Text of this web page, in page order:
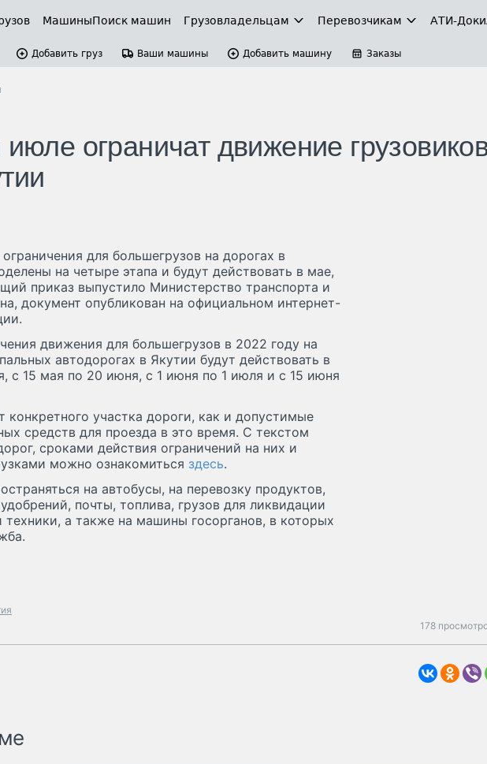
МашиныПоиск машин Грузовладельцам Перевозчикам АТИ-Доки
Добавить груз Ваши машины Добавить машину Заказы
ограничат движение
для большегрузов на дорогах в
на четыре этапа и будут действовать в мае,
приказ выпустило Министерство транспорта и
документ опубликован на официальном интернет-
движения для большегрузов в 2022 году на
автодорогах в Якутии будут действовать в
с 15 мая по 20 июня, с 1 июня по 1 июля и с 15 июня
конкретного участка дороги, как и допустимые
средств для проезда в это время. С текстом
сроками действия ограничений на них и
можно ознакомиться здесь.
на автобусы, на перевозку продуктов,
почты, топлива, грузов для ликвидации
а также на машины госорганов, в которых
178